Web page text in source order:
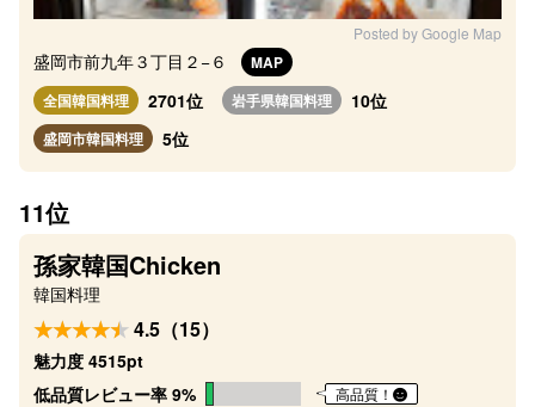
Posted by Google Map
盛岡市前九年３丁目２−６
MAP
全国韓国料理
2701位 岩手県韓国料理 10位
盛岡市韓国料理 5位
11位
孫家韓国Chicken
韓国料理
4.5（15）
魅力度 4515pt
低品質レビュー率 9%
高品質！